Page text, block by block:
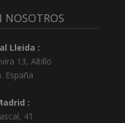
NOSOTROS
Lleida :
13, Altillo
. España
:
41